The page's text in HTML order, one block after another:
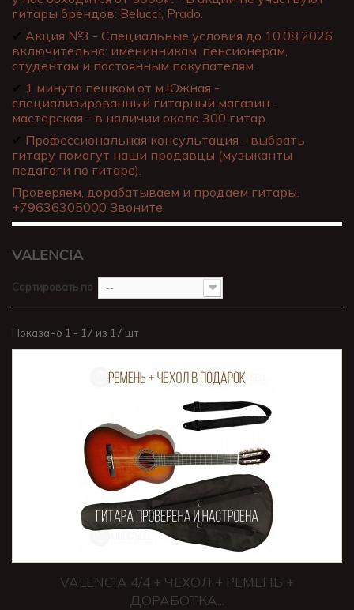
гитары брендов: Belucci, Prado.
✔ Акция №3 - Специальные условия до 10.08.2026
включительно: именинникам, пенсионерам,
студентам и постоянным покупателям.
✔ 1 минута пешком от м.Южная -
специализированный гитарный магазин-
мастерская - в наличии около 300 гитар.
✔ Профессиональная консультация - выбрать
гитару помогут наши продавцы (музыканты
педагоги по гитаре).
Проверяем, дорабатываем и продаем гитары.
+79636305000 Звоните.
VALENCIA
Сортировать по --
Показано 1 - 17 из 17 шт
VALENCIA 4/4 + ЧЕХОЛ + РЕМЕНЬ +
ДОРАБОТКА...